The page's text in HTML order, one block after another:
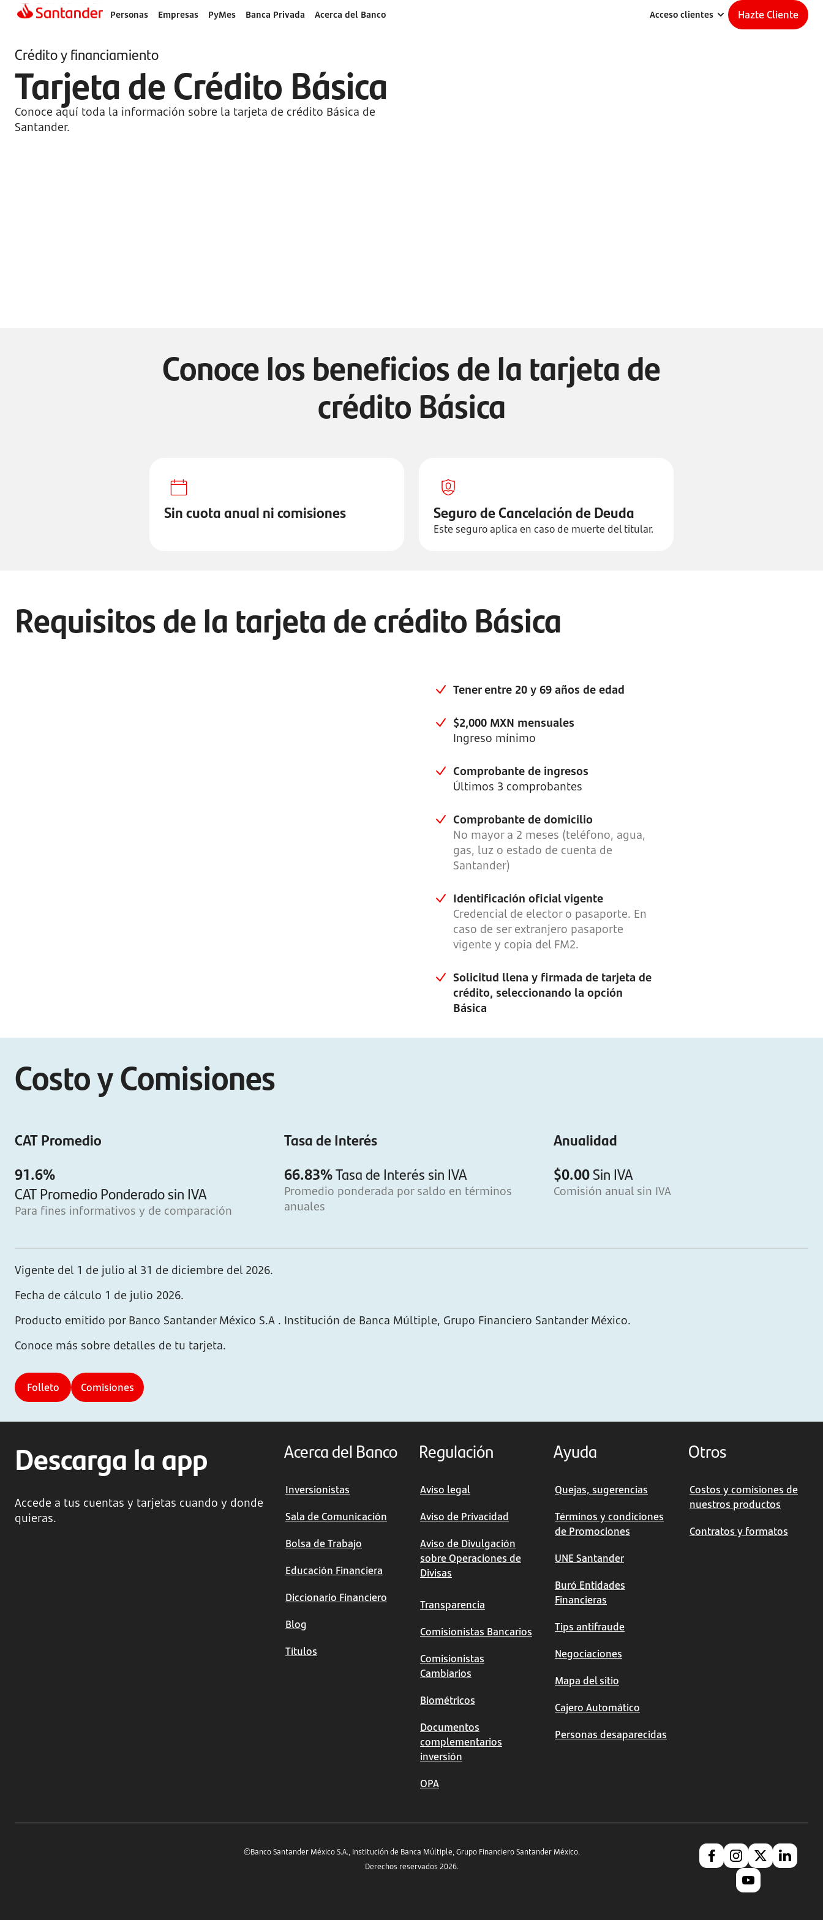
Personas Empresas PyMes Banca Privada Acerca del Banco Acceso clientes Hazte Cliente
Crédito y financiamiento
Tarjeta de Crédito Básica
Conoce aquí toda la información sobre la tarjeta de crédito Básica de
Santander.
Conoce los beneficios de la tarjeta de
crédito Básica
Sin cuota anual ni comisiones Seguro de Cancelación de Deuda
Este seguro aplica en caso de muerte del titular.
Requisitos de la tarjeta de crédito Básica
Tener entre 20 y 69 años de edad
$2,000 MXN mensuales
Ingreso mínimo
Comprobante de ingresos
Últimos 3 comprobantes
Comprobante de domicilio
No mayor a 2 meses (teléfono, agua,
gas, luz o estado de cuenta de
Santander)
Identificación oficial vigente
Credencial de elector o pasaporte. En
caso de ser extranjero pasaporte
vigente y copia del FM2.
Solicitud llena y firmada de tarjeta de
crédito, seleccionando la opción
Básica
Costo y Comisiones
CAT Promedio
91.6%
CAT Promedio Ponderado sin IVA
Para fines informativos y de comparación
Tasa de Interés
66.83%Tasa de Interés sin IVA
Promedio ponderada por saldo en términos
anuales
Anualidad
$0.00Sin IVA
Comisión anual sin IVA
Vigente del 1 de julio al 31 de diciembre del 2026.
Fecha de cálculo 1 de julio 2026.
Producto emitido por Banco Santander México S.A . Institución de Banca Múltiple, Grupo Financiero Santander México.
Conoce más sobre detalles de tu tarjeta​.
Folleto Comisiones
Descarga la app
Accede a tus cuentas y tarjetas cuando y donde
quieras.
Acerca del Banco
Inversionistas
Sala de Comunicación
Bolsa de Trabajo
Educación Financiera
Diccionario Financiero
Blog
Títulos
Regulación
Aviso legal
Aviso de Privacidad
Aviso de Divulgación
sobre Operaciones de
Divisas
Transparencia
Comisionistas Bancarios
Comisionistas
Cambiarios
Biométricos
Documentos
complementarios
inversión
OPA
Ayuda
Quejas, sugerencias
Términos y condiciones
de Promociones
UNE Santander
Buró Entidades
Financieras
Tips antifraude
Negociaciones
Mapa del sitio
Cajero Automático
Personas desaparecidas
Otros
Costos y comisiones de
nuestros productos
Contratos y formatos
©Banco Santander México S.A., Institución de Banca Múltiple, Grupo Financiero Santander México.
Derechos reservados 2026.